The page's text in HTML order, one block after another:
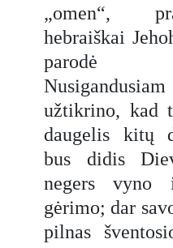
„omen“,
hebraiškai
parodė
užtikrino, kad
daugelis kitų
bus didis
negers vyno
gėrimo; dar
pilnas